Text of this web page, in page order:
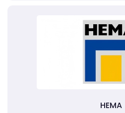
HEMA